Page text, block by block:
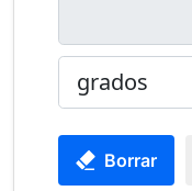
Borrar